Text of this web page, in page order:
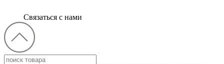
Связаться с нами